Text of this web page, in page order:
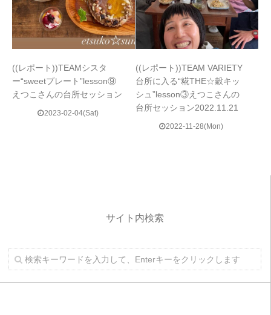
((レポート))TEAMシスタ
ー“sweetプレート”lesson⑨
えつこさんの台所セッション
2023-02-04(Sat)
((レポート))TEAM VARIETY
台所に入る“糀THE☆穀キッ
シュ”lesson③えつこさんの
台所セッション2022.11.21
2022-11-28(Mon)
サイト内検索